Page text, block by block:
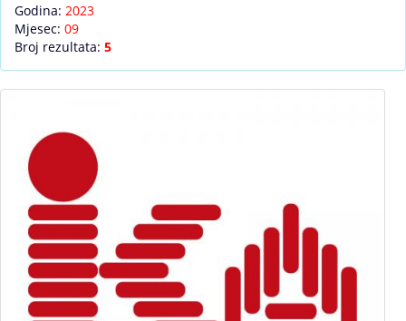
Godina: 2023
Mjesec: 09
Broj rezultata: 5